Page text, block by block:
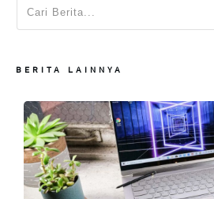
BERITA LAINNYA